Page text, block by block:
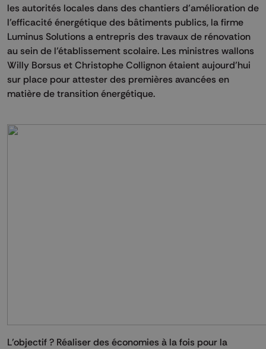
les autorités locales dans des chantiers d’amélioration de
l’efficacité énergétique des bâtiments publics, la firme
Luminus Solutions a entrepris des travaux de rénovation
au sein de l’établissement scolaire. Les ministres wallons
Willy Borsus et Christophe Collignon étaient aujourd’hui
sur place pour attester des premières avancées en
matière de transition énergétique.
L’objectif ? Réaliser des économies à la fois pour la